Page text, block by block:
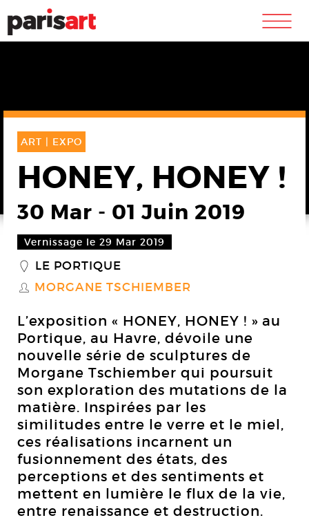
m
ART | EXPO
HONEY, HONEY !
30 Mar - 01 Juin 2019
Vernissage le 29 Mar 2019
_ LE PORTIQUE
S MORGANE TSCHIEMBER
L’exposition « HONEY, HONEY ! » au
Portique, au Havre, dévoile une
nouvelle série de sculptures de
Morgane Tschiember qui poursuit
son exploration des mutations de la
matière. Inspirées par les
similitudes entre le verre et le miel,
ces réalisations incarnent un
fusionnement des états, des
perceptions et des sentiments et
mettent en lumière le flux de la vie,
entre renaissance et destruction.